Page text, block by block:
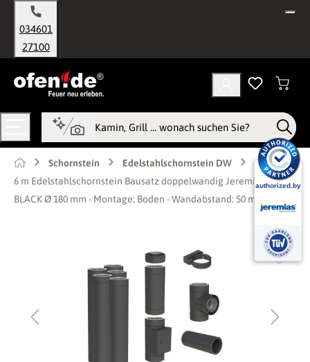
springen
034601
27100
Schornstein
Edelstahlschornstein DW
6 m Edelstahlschornstein Bausatz doppelwandig Jeremias DW-
BLACK Ø 180 mm - Montage: Boden - Wandabstand: 50 mm